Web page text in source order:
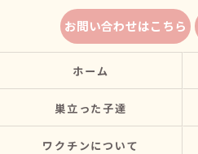
お問い合わせはこちら
ホーム
巣立った子達
ワクチンについて